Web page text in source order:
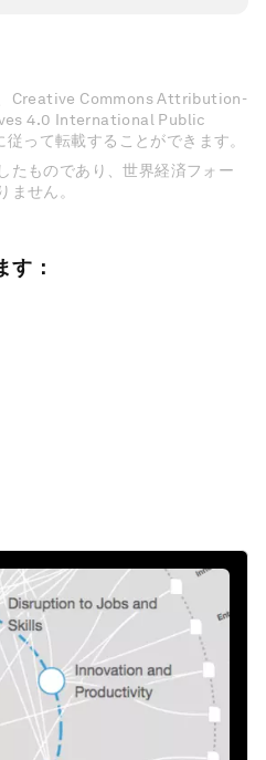
Creative Commons Attribution-
4.0 International Public
って転載することができます。
たものであり、世界経済フォー
ません。
す：